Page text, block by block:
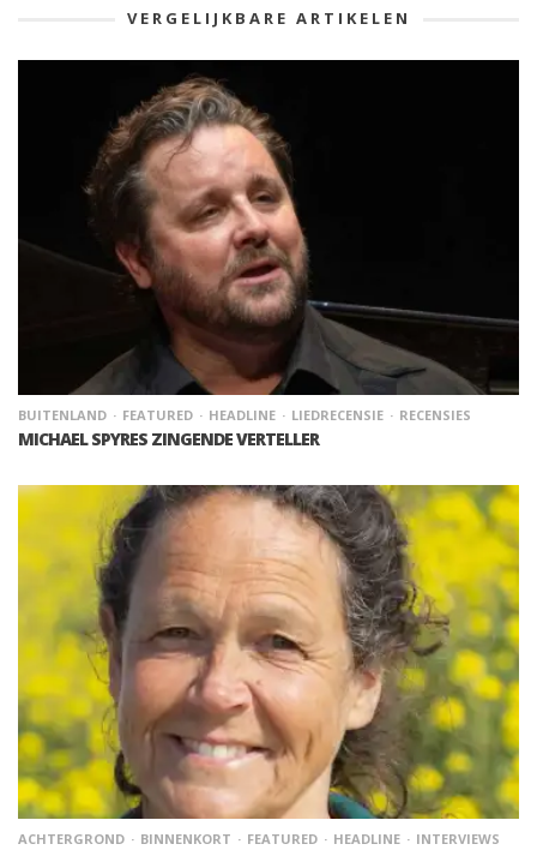
VERGELIJKBARE ARTIKELEN
BUITENLAND FEATURED HEADLINE LIEDRECENSIE RECENSIES
MICHAEL SPYRES ZINGENDE VERTELLER
ACHTERGROND BINNENKORT FEATURED HEADLINE INTERVIEWS